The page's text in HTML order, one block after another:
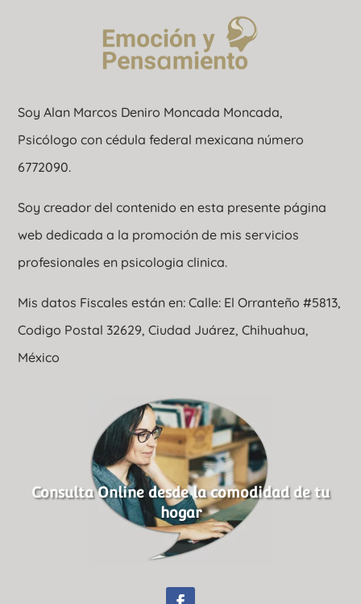
Soy Alan Marcos Deniro Moncada Moncada,
Psicólogo con cédula federal mexicana número
6772090.
Soy creador del contenido en esta presente página
web dedicada a la promoción de mis servicios
profesionales en psicologia clinica.
Mis datos Fiscales están en: Calle: El Orranteño #5813,
Codigo Postal 32629, Ciudad Juárez, Chihuahua,
México
Consulta Online desde la comodidad de tu
hogar